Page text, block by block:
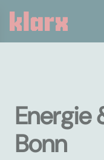
Energie
Bonn